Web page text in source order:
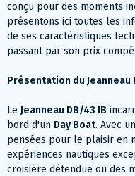
conçu pour des moments
présentons ici toutes les
de ses caractéristiques
passant par son prix
Présentation du Jeanneau
Le Jeanneau DB/43 IB
bord d'un Day Boat. Avec
pensées pour le plaisir en
expériences nautiques
croisière détendue ou des